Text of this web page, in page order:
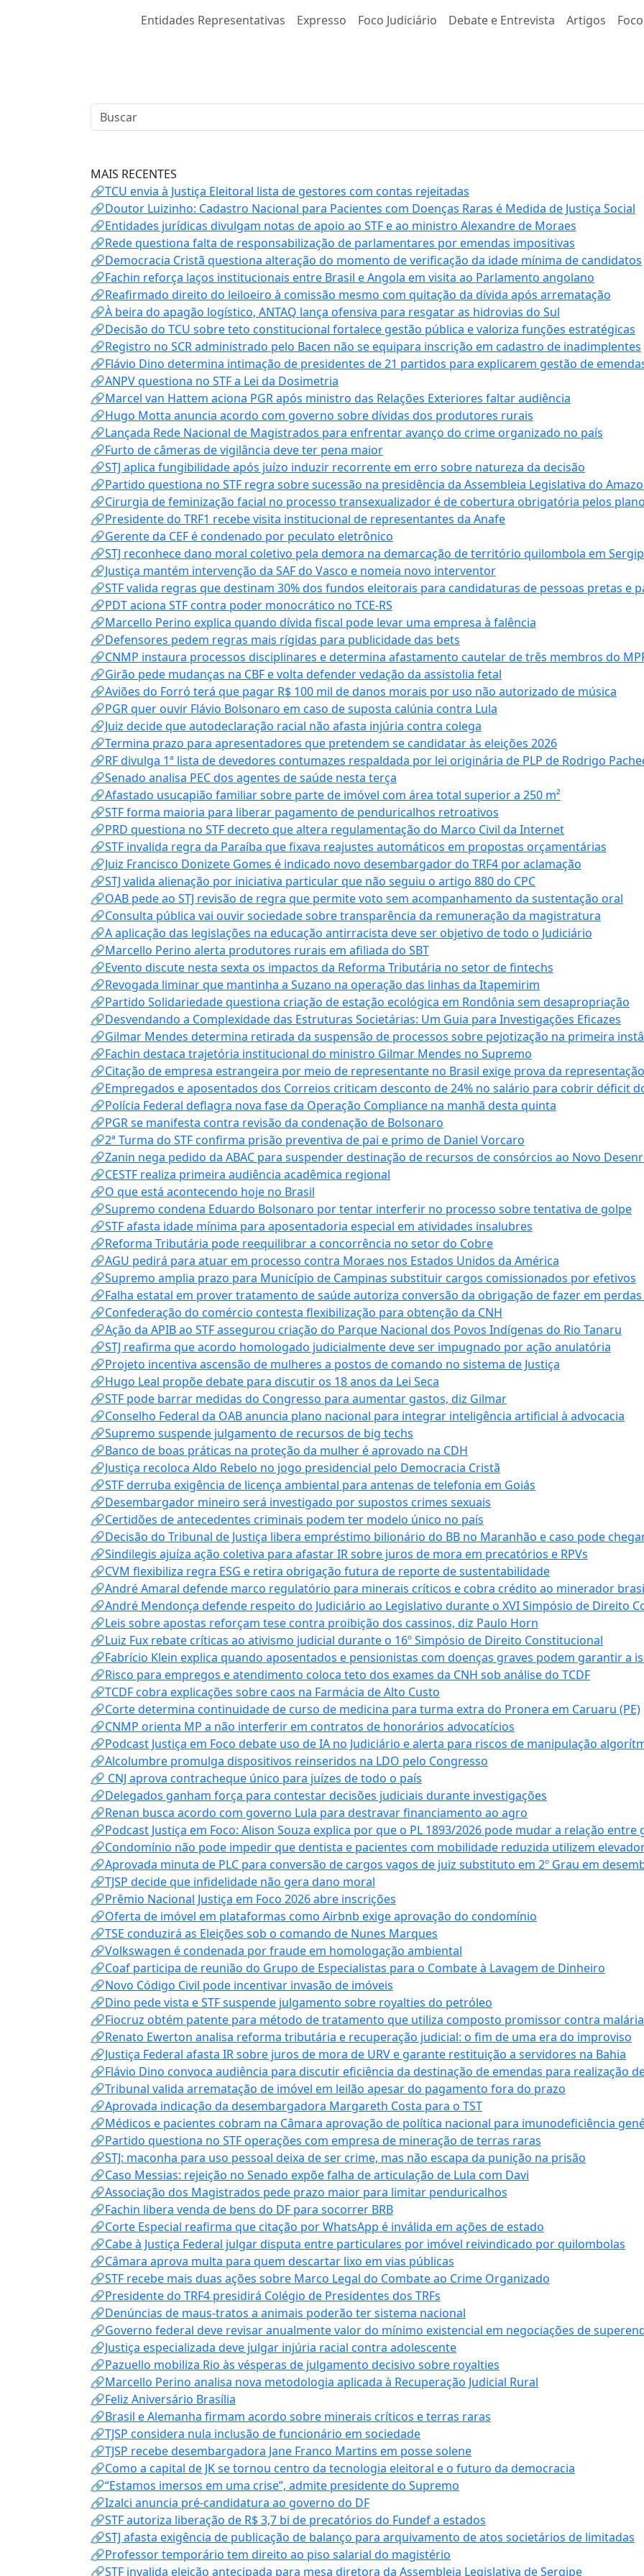
Entidades Representativas Expresso Foco Judiciário Debate e Entrevista Artigos
MAIS RECENTES
🔗TCU envia à Justiça Eleitoral lista de gestores com contas rejeitadas
🔗Doutor Luizinho: Cadastro Nacional para Pacientes com Doenças Raras é Medida de Justiça Social
🔗Entidades jurídicas divulgam notas de apoio ao STF e ao ministro Alexandre de Moraes
🔗Rede questiona falta de responsabilização de parlamentares por emendas impositivas
🔗Democracia Cristã questiona alteração do momento de verificação da idade mínima de candidatos
🔗Fachin reforça laços institucionais entre Brasil e Angola em visita ao Parlamento angolano
🔗Reafirmado direito do leiloeiro à comissão mesmo com quitação da dívida após arrematação
🔗À beira do apagão logístico, ANTAQ lança ofensiva para resgatar as hidrovias do Sul
🔗Decisão do TCU sobre teto constitucional fortalece gestão pública e valoriza funções estratégicas
🔗Registro no SCR administrado pelo Bacen não se equipara inscrição em cadastro de inadimplentes
🔗Flávio Dino determina intimação de presidentes de 21 partidos para explicarem gestão de
🔗ANPV questiona no STF a Lei da Dosimetria
🔗Marcel van Hattem aciona PGR após ministro das Relações Exteriores faltar audiência
🔗Hugo Motta anuncia acordo com governo sobre dívidas dos produtores rurais
🔗Lançada Rede Nacional de Magistrados para enfrentar avanço do crime organizado no país
🔗Furto de câmeras de vigilância deve ter pena maior
🔗STJ aplica fungibilidade após juízo induzir recorrente em erro sobre natureza da decisão
🔗Partido questiona no STF regra sobre sucessão na presidência da Assembleia Legislativa do
🔗Cirurgia de feminização facial no processo transexualizador é de cobertura obrigatória pelos
🔗Presidente do TRF1 recebe visita institucional de representantes da Anafe
🔗Gerente da CEF é condenado por peculato eletrônico
🔗STJ reconhece dano moral coletivo pela demora na demarcação de território quilombola em
🔗Justiça mantém intervenção da SAF do Vasco e nomeia novo interventor
🔗STF valida regras que destinam 30% dos fundos eleitorais para candidaturas de pessoas pretas e
🔗PDT aciona STF contra poder monocrático no TCE-RS
🔗Marcello Perino explica quando dívida fiscal pode levar uma empresa à falência
🔗Defensores pedem regras mais rígidas para publicidade das bets
🔗CNMP instaura processos disciplinares e determina afastamento cautelar de três membros do
🔗Girão pede mudanças na CBF e volta defender vedação da assistolia fetal
🔗Aviões do Forró terá que pagar R$ 100 mil de danos morais por uso não autorizado de música
🔗PGR quer ouvir Flávio Bolsonaro em caso de suposta calúnia contra Lula
🔗Juiz decide que autodeclaração racial não afasta injúria contra colega
🔗Termina prazo para apresentadores que pretendem se candidatar às eleições 2026
🔗RF divulga 1ª lista de devedores contumazes respaldada por lei originária de PLP de Rodrigo
🔗Senado analisa PEC dos agentes de saúde nesta terça
🔗Afastado usucapião familiar sobre parte de imóvel com área total superior a 250 m²
🔗STF forma maioria para liberar pagamento de penduricalhos retroativos
🔗PRD questiona no STF decreto que altera regulamentação do Marco Civil da Internet
🔗STF invalida regra da Paraíba que fixava reajustes automáticos em propostas orçamentárias
🔗Juiz Francisco Donizete Gomes é indicado novo desembargador do TRF4 por aclamação
🔗STJ valida alienação por iniciativa particular que não seguiu o artigo 880 do CPC
🔗OAB pede ao STJ revisão de regra que permite voto sem acompanhamento da sustentação oral
🔗Consulta pública vai ouvir sociedade sobre transparência da remuneração da magistratura
🔗A aplicação das legislações na educação antirracista deve ser objetivo de todo o Judiciário
🔗Marcello Perino alerta produtores rurais em afiliada do SBT
🔗Evento discute nesta sexta os impactos da Reforma Tributária no setor de fintechs
🔗Revogada liminar que mantinha a Suzano na operação das linhas da Itapemirim
🔗Partido Solidariedade questiona criação de estação ecológica em Rondônia sem desapropriação
🔗Desvendando a Complexidade das Estruturas Societárias: Um Guia para Investigações Eficazes
🔗Gilmar Mendes determina retirada da suspensão de processos sobre pejotização na primeira
🔗Fachin destaca trajetória institucional do ministro Gilmar Mendes no Supremo
🔗Citação de empresa estrangeira por meio de representante no Brasil exige prova da representação
🔗Empregados e aposentados dos Correios criticam desconto de 24% no salário para cobrir déficit
🔗Polícia Federal deflagra nova fase da Operação Compliance na manhã desta quinta
🔗PGR se manifesta contra revisão da condenação de Bolsonaro
🔗2ª Turma do STF confirma prisão preventiva de pai e primo de Daniel Vorcaro
🔗Zanin nega pedido da ABAC para suspender destinação de recursos de consórcios ao Novo
🔗CESTF realiza primeira audiência acadêmica regional
🔗O que está acontecendo hoje no Brasil
🔗Supremo condena Eduardo Bolsonaro por tentar interferir no processo sobre tentativa de golpe
🔗STF afasta idade mínima para aposentadoria especial em atividades insalubres
🔗Reforma Tributária pode reequilibrar a concorrência no setor do Cobre
🔗AGU pedirá para atuar em processo contra Moraes nos Estados Unidos da América
🔗Supremo amplia prazo para Município de Campinas substituir cargos comissionados por efetivos
🔗Falha estatal em prover tratamento de saúde autoriza conversão da obrigação de fazer em perdas
🔗Confederação do comércio contesta flexibilização para obtenção da CNH
🔗Ação da APIB ao STF assegurou criação do Parque Nacional dos Povos Indígenas do Rio Tanaru
🔗STJ reafirma que acordo homologado judicialmente deve ser impugnado por ação anulatória
🔗Projeto incentiva ascensão de mulheres a postos de comando no sistema de Justiça
🔗Hugo Leal propõe debate para discutir os 18 anos da Lei Seca
🔗STF pode barrar medidas do Congresso para aumentar gastos, diz Gilmar
🔗Conselho Federal da OAB anuncia plano nacional para integrar inteligência artificial à advocacia
🔗Supremo suspende julgamento de recursos de big techs
🔗Banco de boas práticas na proteção da mulher é aprovado na CDH
🔗Justiça recoloca Aldo Rebelo no jogo presidencial pelo Democracia Cristã
🔗STF derruba exigência de licença ambiental para antenas de telefonia em Goiás
🔗Desembargador mineiro será investigado por supostos crimes sexuais
🔗Certidões de antecedentes criminais podem ter modelo único no país
🔗Decisão do Tribunal de Justiça libera empréstimo bilionário do BB no Maranhão e caso pode chegar
🔗Sindilegis ajuíza ação coletiva para afastar IR sobre juros de mora em precatórios e RPVs
🔗CVM flexibiliza regra ESG e retira obrigação futura de reporte de sustentabilidade
🔗André Amaral defende marco regulatório para minerais críticos e cobra crédito ao minerador
🔗André Mendonça defende respeito do Judiciário ao Legislativo durante o XVI Simpósio de Direito
🔗Leis sobre apostas reforçam tese contra proibição dos cassinos, diz Paulo Horn
🔗Luiz Fux rebate críticas ao ativismo judicial durante o 16º Simpósio de Direito Constitucional
🔗Fabrício Klein explica quando aposentados e pensionistas com doenças graves podem garantir a
🔗Risco para empregos e atendimento coloca teto dos exames da CNH sob análise do TCDF
🔗TCDF cobra explicações sobre caos na Farmácia de Alto Custo
🔗Corte determina continuidade de curso de medicina para turma extra do Pronera em Caruaru (PE)
🔗CNMP orienta MP a não interferir em contratos de honorários advocatícios
🔗Podcast Justiça em Foco debate uso de IA no Judiciário e alerta para riscos de manipulação
🔗Alcolumbre promulga dispositivos reinseridos na LDO pelo Congresso
🔗 CNJ aprova contracheque único para juízes de todo o país
🔗Delegados ganham força para contestar decisões judiciais durante investigações
🔗Renan busca acordo com governo Lula para destravar financiamento ao agro
🔗Podcast Justiça em Foco: Alison Souza explica por que o PL 1893/2026 pode mudar a relação
🔗Condomínio não pode impedir que dentista e pacientes com mobilidade reduzida utilizem
🔗Aprovada minuta de PLC para conversão de cargos vagos de juiz substituto em 2º Grau em
🔗TJSP decide que infidelidade não gera dano moral
🔗Prêmio Nacional Justiça em Foco 2026 abre inscrições
🔗Oferta de imóvel em plataformas como Airbnb exige aprovação do condomínio
🔗TSE conduzirá as Eleições sob o comando de Nunes Marques
🔗Volkswagen é condenada por fraude em homologação ambiental
🔗Coaf participa de reunião do Grupo de Especialistas para o Combate à Lavagem de Dinheiro
🔗Novo Código Civil pode incentivar invasão de imóveis
🔗Dino pede vista e STF suspende julgamento sobre royalties do petróleo
🔗Fiocruz obtém patente para método de tratamento que utiliza composto promissor contra
🔗Renato Ewerton analisa reforma tributária e recuperação judicial: o fim de uma era do improviso
🔗Justiça Federal afasta IR sobre juros de mora de URV e garante restituição a servidores na Bahia
🔗Flávio Dino convoca audiência para discutir eficiência da destinação de emendas para realização
🔗Tribunal valida arrematação de imóvel em leilão apesar do pagamento fora do prazo
🔗Aprovada indicação da desembargadora Margareth Costa para o TST
🔗Médicos e pacientes cobram na Câmara aprovação de política nacional para imunodeficiência
🔗Partido questiona no STF operações com empresa de mineração de terras raras
🔗STJ: maconha para uso pessoal deixa de ser crime, mas não escapa da punição na prisão
🔗Caso Messias: rejeição no Senado expõe falha de articulação de Lula com Davi
🔗Associação dos Magistrados pede prazo maior para limitar penduricalhos
🔗Fachin libera venda de bens do DF para socorrer BRB
🔗Corte Especial reafirma que citação por WhatsApp é inválida em ações de estado
🔗Cabe à Justiça Federal julgar disputa entre particulares por imóvel reivindicado por quilombolas
🔗Câmara aprova multa para quem descartar lixo em vias públicas
🔗STF recebe mais duas ações sobre Marco Legal do Combate ao Crime Organizado
🔗Presidente do TRF4 presidirá Colégio de Presidentes dos TRFs
🔗Denúncias de maus-tratos a animais poderão ter sistema nacional
🔗Governo federal deve revisar anualmente valor do mínimo existencial em negociações de
🔗Justiça especializada deve julgar injúria racial contra adolescente
🔗Pazuello mobiliza Rio às vésperas de julgamento decisivo sobre royalties
🔗Marcello Perino analisa nova metodologia aplicada à Recuperação Judicial Rural
🔗Feliz Aniversário Brasília
🔗Brasil e Alemanha firmam acordo sobre minerais críticos e terras raras
🔗TJSP considera nula inclusão de funcionário em sociedade
🔗TJSP recebe desembargadora Jane Franco Martins em posse solene
🔗Como a capital de JK se tornou centro da tecnologia eleitoral e o futuro da democracia
🔗“Estamos imersos em uma crise”, admite presidente do Supremo
🔗Izalci anuncia pré-candidatura ao governo do DF
🔗STF autoriza liberação de R$ 3,7 bi de precatórios do Fundef a estados
🔗STJ afasta exigência de publicação de balanço para arquivamento de atos societários de limitadas
🔗Professor temporário tem direito ao piso salarial do magistério
🔗STF invalida eleição antecipada para mesa diretora da Assembleia Legislativa de Sergipe